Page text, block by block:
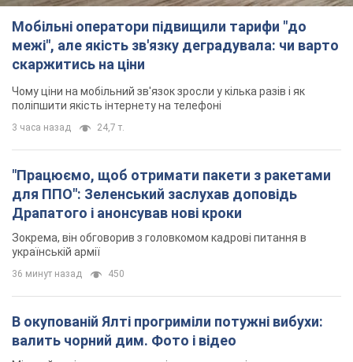
Мобільні оператори підвищили тарифи "до
межі", але якість зв'язку деградувала: чи варто
скаржитись на ціни
Чому ціни на мобільний зв'язок зросли у кілька разів і як
поліпшити якість інтернету на телефоні
3 часа назад 24,7 т.
"Працюємо, щоб отримати пакети з ракетами
для ППО": Зеленський заслухав доповідь
Драпатого і анонсував нові кроки
Зокрема, він обговорив з головкомом кадрові питання в
українській армії
36 минут назад 450
В окупованій Ялті прогриміли потужні вибухи:
валить чорний дим. Фото і відео